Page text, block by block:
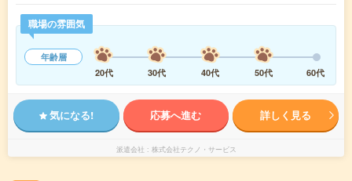
職場の雰囲気
年齢層
20代
30代 40代 50代 60代
気になる! 応募へ進む 詳しく見る
派遣会社 株式会社テクノ・サービス